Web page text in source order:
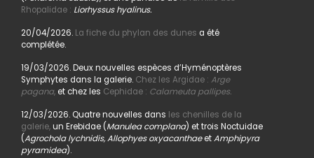
Rhopalidae : Liorhyssus hyalinus.
20/04/2026. La fiche du phylan des dunes a été
complétée.
19/03/2026. Deux nouvelles espèces d’Hyménoptères
Symphytes dans la galerie. Chez les Argidae : Arge
pagana,et chez les Cephidae : Calameuta pallipes.
12/03/2026. Quatre nouvelles dans les chenilles de la
galerie,un Erebidae (Manulea complana) et trois Noctuidae
(Agrochola lychnidis, Allophyes oxyacanthaeetAmphipyra
pyramidea).